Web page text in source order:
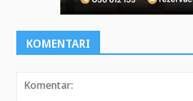
KOMENTARI